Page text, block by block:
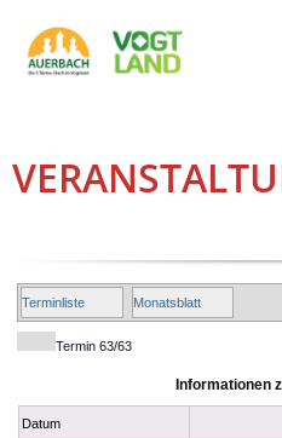
Terminliste Monatsblatt
Termin 63/63
Informationen
Datum